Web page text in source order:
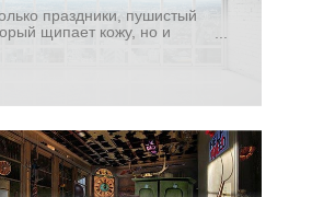
праздники, пушистый
щипает кожу, но и
обогреве
комфортной